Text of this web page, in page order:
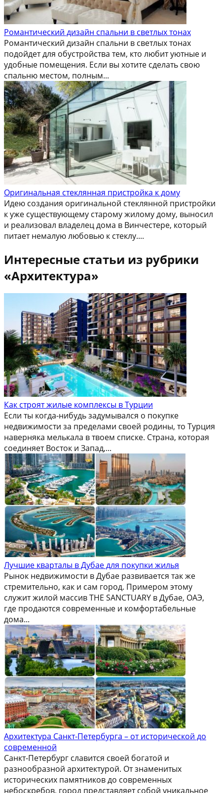
Романтический дизайн спальни в светлых тонах
Романтический дизайн спальни в светлых тонах
подойдет для обустройства тем, кто любит уютные и
удобные помещения. Если вы хотите сделать свою
спальню местом, полным...
Оригинальная стеклянная пристройка к дому
Идею создания оригинальной стеклянной пристройки
к уже существующему старому жилому дому, выносил
и реализовал владелец дома в Винчестере, который
питает немалую любовью к стеклу....
Интересные статьи из рубрики
«Архитектура»
Как строят жилые комплексы в Турции
Если ты когда-нибудь задумывался о покупке
недвижимости за пределами своей родины, то Турция
наверняка мелькала в твоем списке. Страна, которая
соединяет Восток и Запад,...
Лучшие кварталы в Дубае для покупки жилья
Рынок недвижимости в Дубае развивается так же
стремительно, как и сам город. Примером этому
служит жилой массив THE SANCTUARY в Дубае, ОАЭ,
где продаются современные и комфортабельные
дома...
Архитектура Санкт-Петербурга – от исторической до
современной
Санкт-Петербург славится своей богатой и
разнообразной архитектурой. От знаменитых
исторических памятников до современных
небоскребов, город представляет собой уникальное